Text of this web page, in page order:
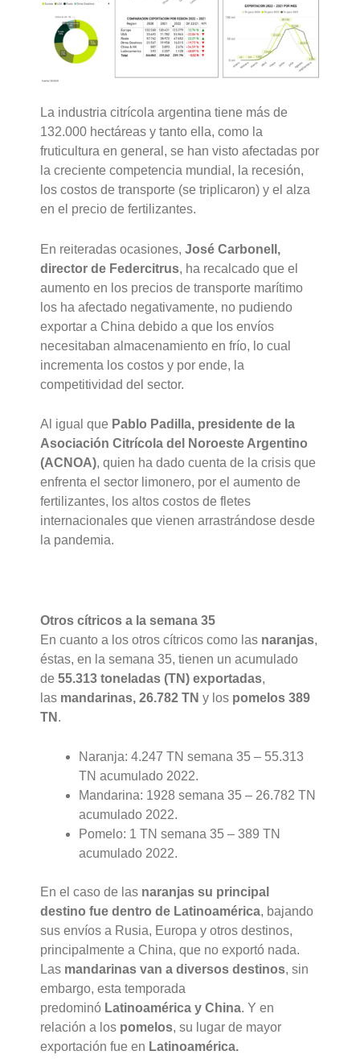
La industria citrícola argentina tiene más de
132.000 hectáreas y tanto ella, como la
fruticultura en general, se han visto afectadas por
la creciente competencia mundial, la recesión,
los costos de transporte (se triplicaron) y el alza
en el precio de fertilizantes.
En reiteradas ocasiones,José Carbonell,
director de Federcitrus, ha recalcado que el
aumento en los precios de transporte marítimo
los ha afectado negativamente, no pudiendo
exportar a China debido a que los envíos
necesitaban almacenamiento en frío, lo cual
incrementa los costos y por ende, la
competitividad del sector.
Al igual que Pablo Padilla, presidente de la
Asociación Citrícola del Noroeste Argentino
(ACNOA), quien ha dado cuenta de la crisis que
enfrenta el sector limonero, por el aumento de
fertilizantes, los altos costos de fletes
internacionales que vienen arrastrándose desde
la pandemia.
Otros cítricos a la semana 35
En cuanto a los otros cítricos como las naranjas,
éstas, en la semana 35, tienen un acumulado
de 55.313 toneladas (TN) exportadas,
las mandarinas, 26.782 TNy los pomelos 389
TN .
Naranja: 4.247 TN semana 35 – 55.313
TN acumulado 2022.
Mandarina: 1928 semana 35 – 26.782 TN
acumulado 2022.
Pomelo: 1 TN semana 35 – 389 TN
acumulado 2022.
En el caso de las naranjas su principal
destino fue dentro de Latinoamérica, bajando
sus envíos a Rusia, Europa y otros destinos,
principalmente a China, que no exportó nada.
Las mandarinas van a diversos destinos, sin
embargo, esta temporada
predominó Latinoamérica y China. Y en
relación a los pomelos, su lugar de mayor
exportación fue en Latinoamérica.